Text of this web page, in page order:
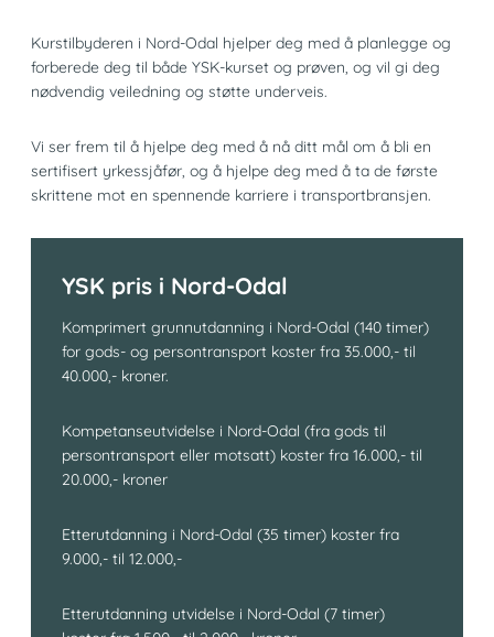
Kurstilbyderen i Nord-Odal hjelper deg med å planlegge og
forberede deg til både YSK-kurset og prøven, og vil gi deg
nødvendig veiledning og støtte underveis.
Vi ser frem til å hjelpe deg med å nå ditt mål om å bli en
sertifisert yrkessjåfør, og å hjelpe deg med å ta de første
skrittene mot en spennende karriere i transportbransjen.
YSK pris i Nord-Odal
Komprimert grunnutdanning i Nord-Odal (140 timer)
for gods- og persontransport koster fra 35.000,- til
40.000,- kroner.
Kompetanseutvidelse i Nord-Odal (fra gods til
persontransport eller motsatt) koster fra 16.000,- til
20.000,- kroner
Etterutdanning i Nord-Odal (35 timer) koster fra
9.000,- til 12.000,-
Etterutdanning utvidelse i Nord-Odal (7 timer)